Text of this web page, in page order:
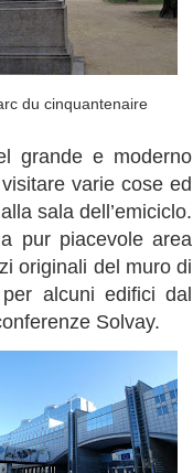
du cinquantenaire
grande e moderno
varie cose ed
sala dell’emiciclo.
pur piacevole area
originali del muro di
alcuni edifici dal
Solvay.